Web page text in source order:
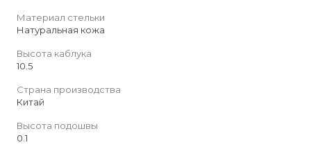
Материал стельки
Натуральная кожа
Высота каблука
10.5
Страна производства
Китай
Высота подошвы
0.1